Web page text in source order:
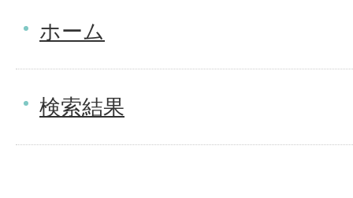
ホーム
検索結果